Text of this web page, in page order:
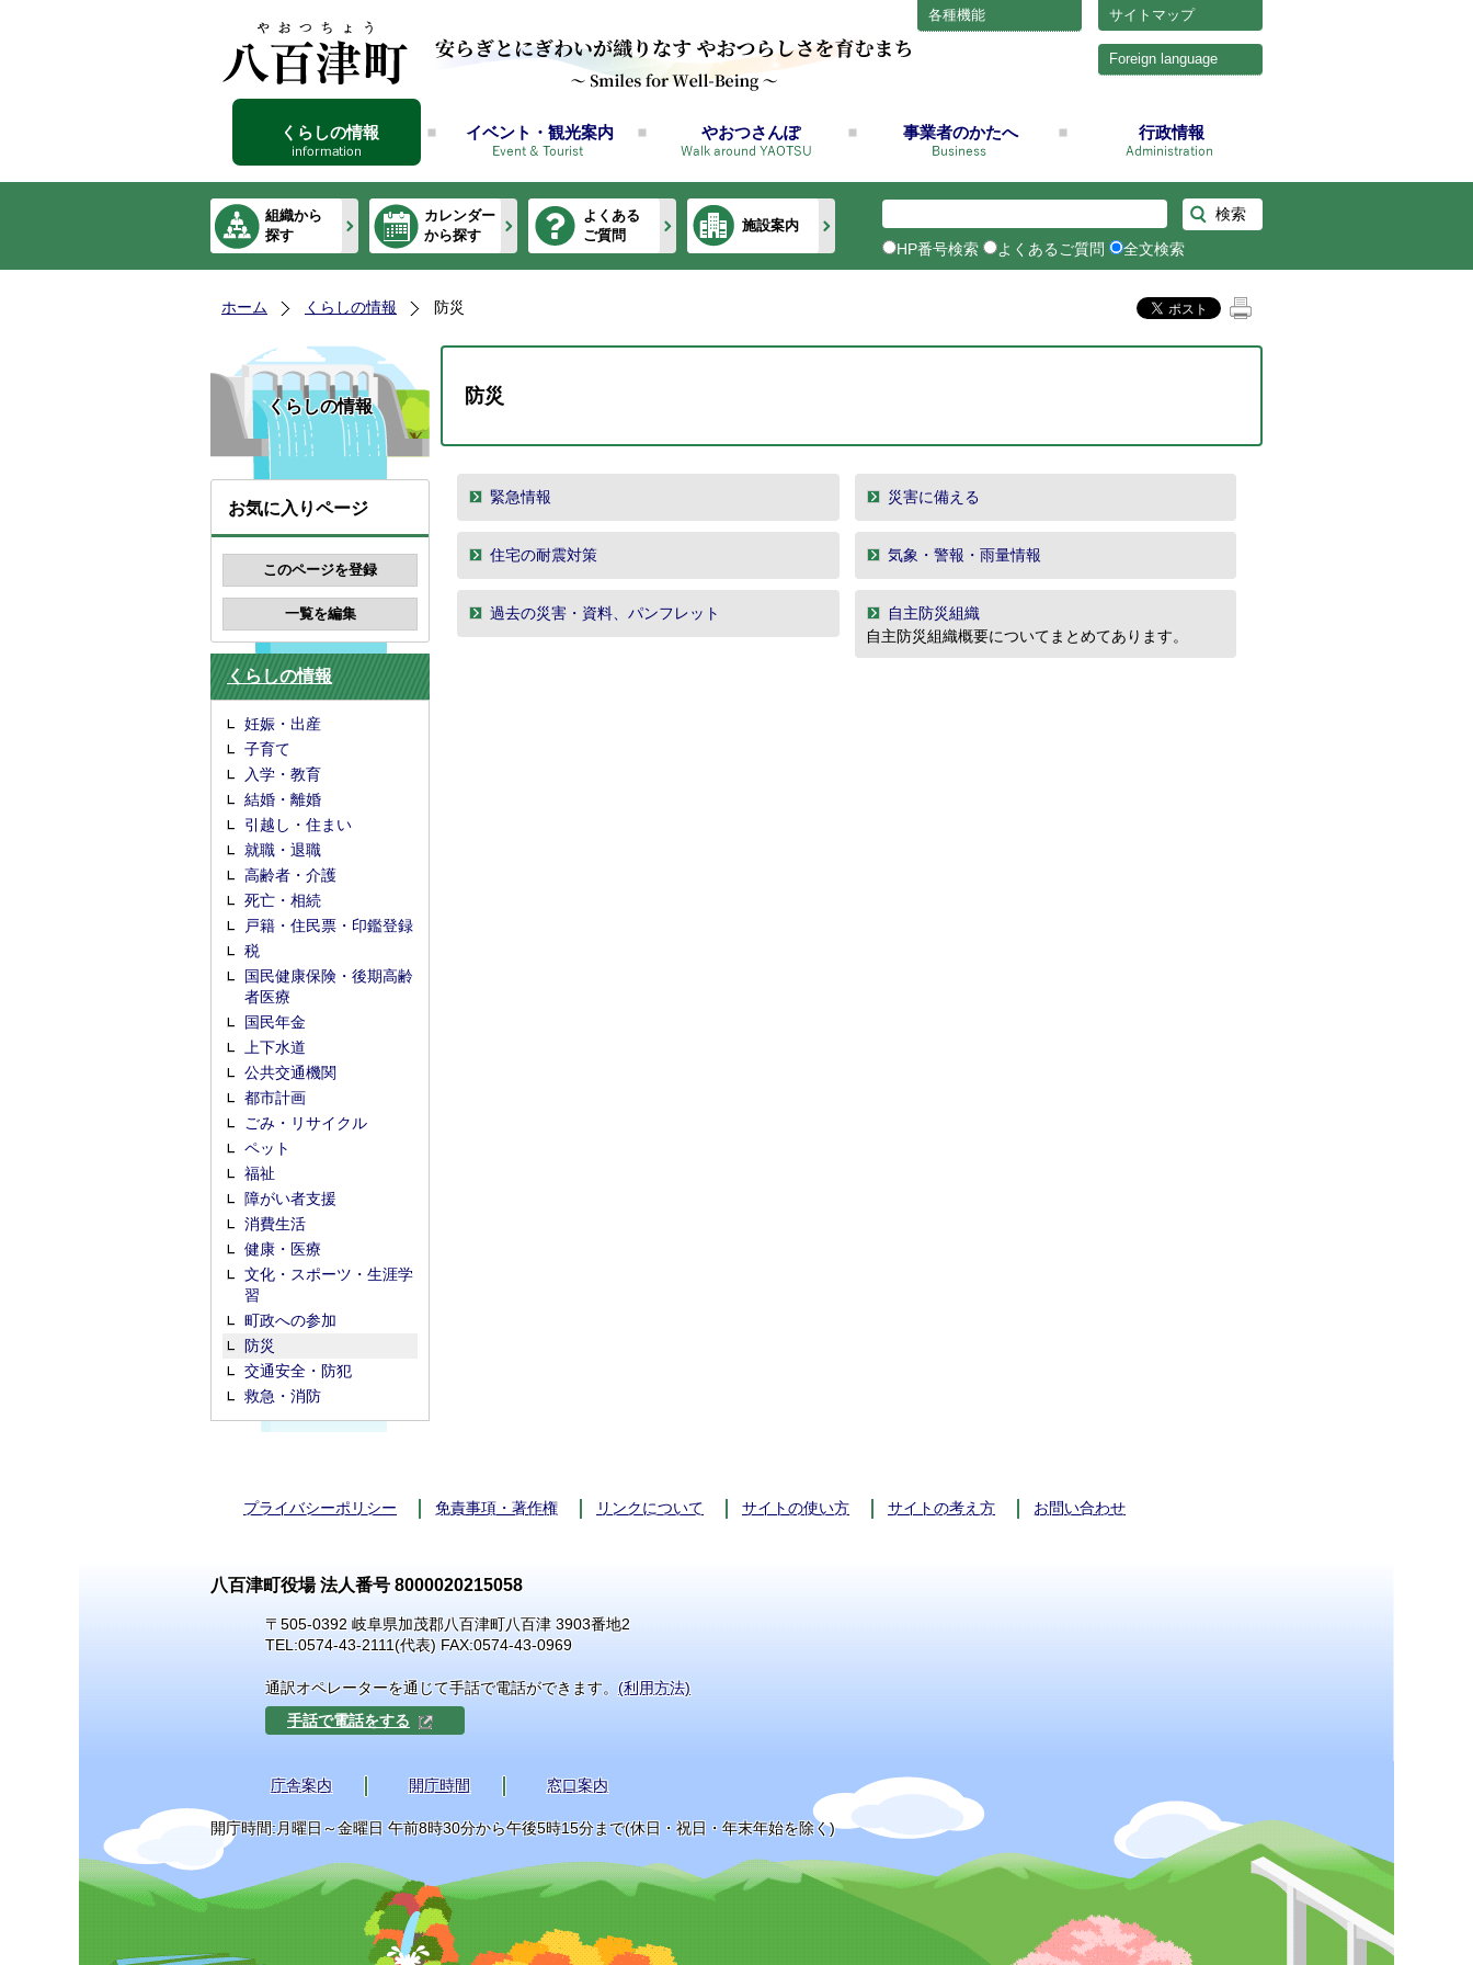
サイトマップ
各種機能
Foreign language
くらしの情報 イベント・観光案内 やおつさんぽ 事業者のかたへ 行政情報
組織から
探す
カレンダー
から探す
よくある
ご質問
施設案内
HP番号検索 よくあるご質問 全文検索
ホーム くらしの情報 防災
くらしの情報
お気に入りページ
くらしの情報
妊娠・出産
子育て
入学・教育
結婚・離婚
引越し・住まい
就職・退職
高齢者・介護
死亡・相続
戸籍・住民票・印鑑登録
税
国民健康保険・後期高齢
者医療
国民年金
上下水道
公共交通機関
都市計画
ごみ・リサイクル
ペット
福祉
障がい者支援
消費生活
健康・医療
文化・スポーツ・生涯学
習
町政への参加
防災
交通安全・防犯
救急・消防
防災
緊急情報 災害に備える
住宅の耐震対策 気象・警報・雨量情報
過去の災害・資料、パンフレット
自主防災組織
自主防災組織概要についてまとめてあります。
プライバシーポリシー 免責事項・著作権 リンクについて サイトの使い方 サイトの考え方 お問い合わせ
八百津町役場 法人番号 8000020215058
〒505-0392 岐阜県加茂郡八百津町八百津 3903番地2
TEL:0574-43-2111(代表) FAX:0574-43-0969
通訳オペレーターを通じて手話で電話ができます。 (利用方法)
手話で電話をする
庁舎案内 開庁時間 窓口案内
開庁時間:月曜日～金曜日 午前8時30分から午後5時15分まで(休日・祝日・年末年始を除く)